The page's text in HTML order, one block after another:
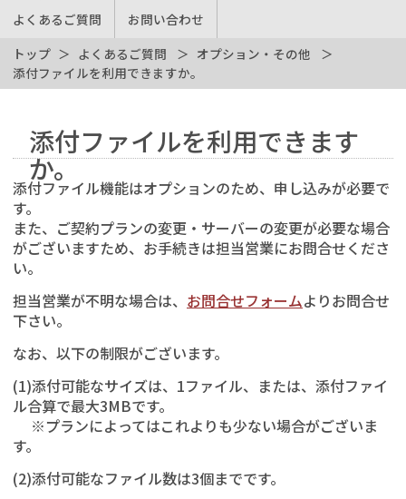
よくあるご質問
お問い合わせ
トップ
よくあるご質問
オプション・その他
添付ファイルを利用できますか。
添付ファイルを利用できます
か。
添付ファイル機能はオプションのため、申し込みが必要で
す。
また、ご契約プランの変更・サーバーの変更が必要な場合
がございますため、お手続きは担当営業にお問合せくださ
い。
担当営業が不明な場合は、 お問合せフォームよりお問合せ
下さい。
なお、以下の制限がございます。
(1)添付可能なサイズは、1ファイル、または、添付ファイ
ル合算で最大3MBです。
※プランによってはこれよりも少ない場合がございま
す。
(2)添付可能なファイル数は3個までです。